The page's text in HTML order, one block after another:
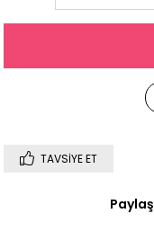
TAVSIYE ET
Paylaş